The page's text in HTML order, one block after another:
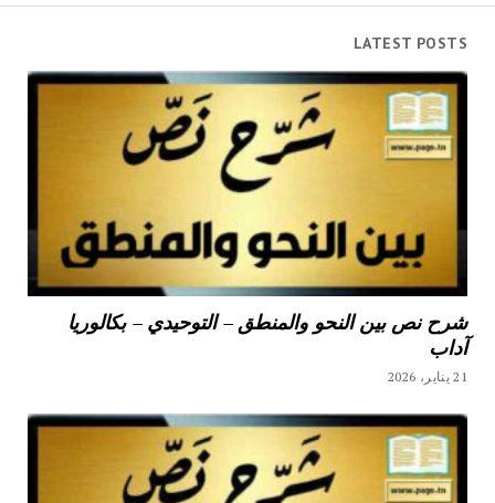
LATEST POSTS
شرح نص بين النحو والمنطق – التوحيدي – بكالوريا
آداب
21 يناير، 2026